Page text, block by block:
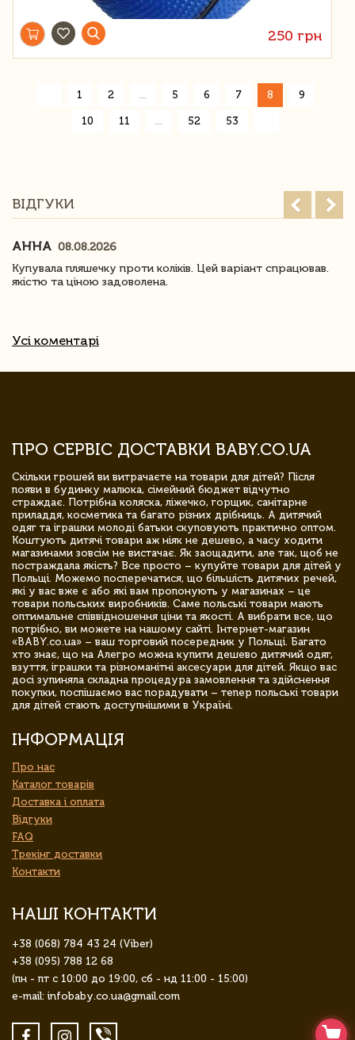
250 грн
1 2 5 6 7 8 9
10 11 52 53
ВІДГУКИ
АННА 08.08.2026
Купувала пляшечку проти коліків. Цей варіант спрацював.
якістю та ціною задоволена.
Усі коментарі
ПРО СЕРВІС ДОСТАВКИ BABY.CO.UA
Скільки грошей ви витрачаєте на товари для дітей? Після
появи в будинку малюка, сімейний бюджет відчутно
страждає. Потрібна коляска, ліжечко, горщик, санітарне
приладдя, косметика та багато різних дрібниць. А дитячий
одяг та іграшки молоді батьки скуповують практично оптом.
Коштують дитячі товари аж ніяк не дешево, а часу ходити
магазинами зовсім не вистачає. Як заощадити, але так, щоб не
постраждала якість? Все просто – купуйте товари для дітей у
Польщі. Можемо посперечатися, що більшість дитячих речей,
які у вас вже є або які вам пропонують у магазинах – це
товари польських виробників. Саме польські товари мають
оптимальне співвідношення ціни та якості. А вибрати все, що
потрібно, ви можете на нашому сайті. Інтернет-магазин
«BABY.co.ua» – ваш торговий посередник у Польщі. Багато
хто знає, що на Алегро можна купити дешево дитячий одяг,
взуття, іграшки та різноманітні аксесуари для дітей. Якщо вас
досі зупиняла складна процедура замовлення та здійснення
покупки, поспішаємо вас порадувати – тепер польські товари
для дітей стають доступнішими в Україні.
ІНФОРМАЦІЯ
Про нас
Каталог товарів
Доставка і оплата
Відгуки
FAQ
Трекінг доставки
Контакти
НАШІ КОНТАКТИ
+38 (068) 784 43 24 (Viber)
+38 (095) 788 12 68
(пн - пт с 10:00 до 19:00, сб - нд 11:00 - 15:00)
e-mail: infobaby.co.ua@gmail.com